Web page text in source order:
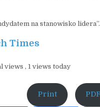
na stanowisko lidera”.
Times
views , 1 views today
Print PDF